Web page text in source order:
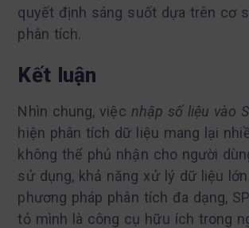
quyết định sáng suốt dựa trên cơ
phân tích.
Kết luận
Nhìn chung, việc nhập số liệu vào
hiện phân tích dữ liệu mang lại
không thể phủ nhận cho người
sử dụng, khả năng xử lý dữ liệu
phương pháp phân tích đa dạng,
tỏ mình là công cụ hữu ích trong